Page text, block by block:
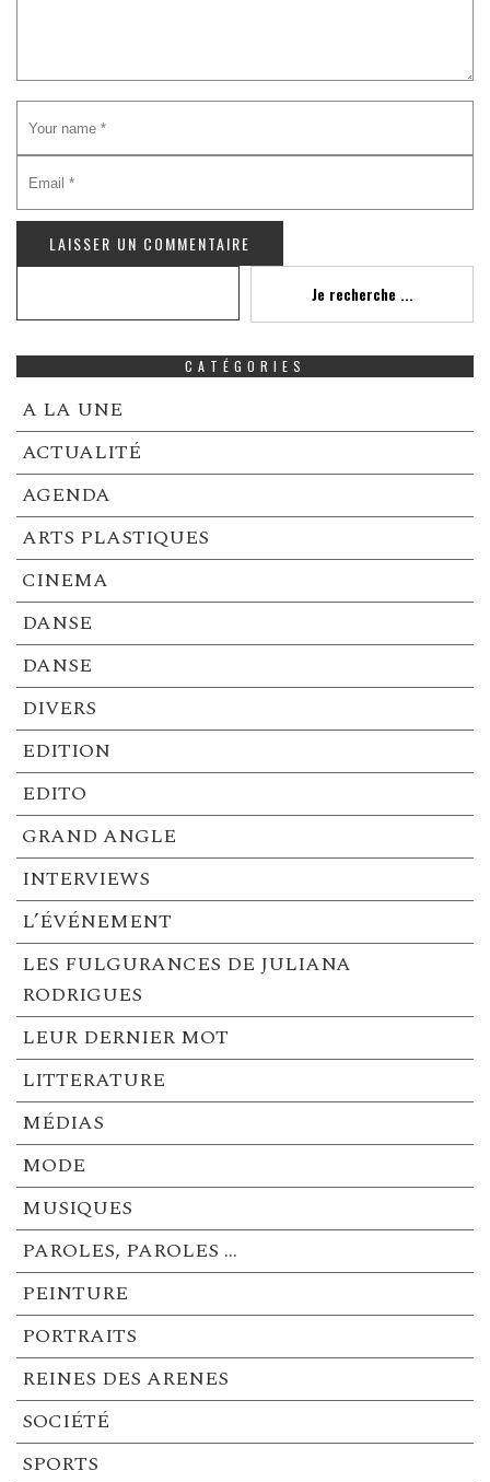
Je recherche ...
CATÉGORIES
A LA UNE
ACTUALITÉ
AGENDA
ARTS PLASTIQUES
CINEMA
DANSE
DANSE
DIVERS
EDITION
EDITO
GRAND ANGLE
INTERVIEWS
L’ÉVÉNEMENT
LES FULGURANCES DE JULIANA
RODRIGUES
LEUR DERNIER MOT
LITTERATURE
MÉDIAS
MODE
MUSIQUES
PAROLES, PAROLES …
PEINTURE
PORTRAITS
REINES DES ARENES
SOCIÉTÉ
SPORTS